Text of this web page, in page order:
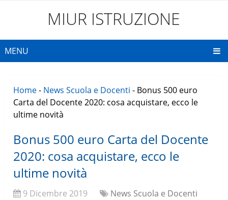
MIUR ISTRUZIONE
MENU
Home- News Scuola e Docenti - Bonus 500 euro
Carta del Docente 2020: cosa acquistare, ecco le
ultime novità
Bonus 500 euro Carta del Docente
2020: cosa acquistare, ecco le
ultime novità
9 Dicembre 2019 News Scuola e Docenti